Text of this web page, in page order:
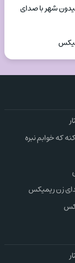
شهر با صدای
که خوابم نبره
زن ریمیکس